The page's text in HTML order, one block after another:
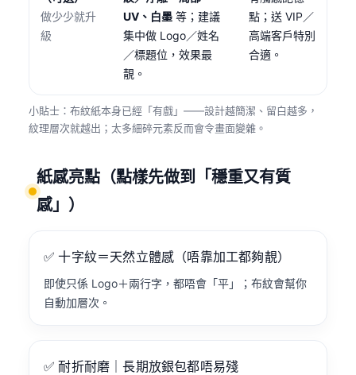
做少少就升
級
UV、白墨 等；建議
集中做 Logo／姓名
／標題位，效果最
靚。
點；送 VIP／
高端客戶特別
合適。
小貼士：布紋紙本身已經「有戲」——設計越簡潔、留白越多，
紋理層次就越出；太多細碎元素反而會令畫面變雜。
紙感亮點（點樣先做到「穩重又有質
感」）
✅ 十字紋＝天然立體感（唔靠加工都夠靚）
即使只係 Logo＋兩行字，都唔會「平」；布紋會幫你
自動加層次。
✅ 耐折耐磨｜長期放銀包都唔易殘